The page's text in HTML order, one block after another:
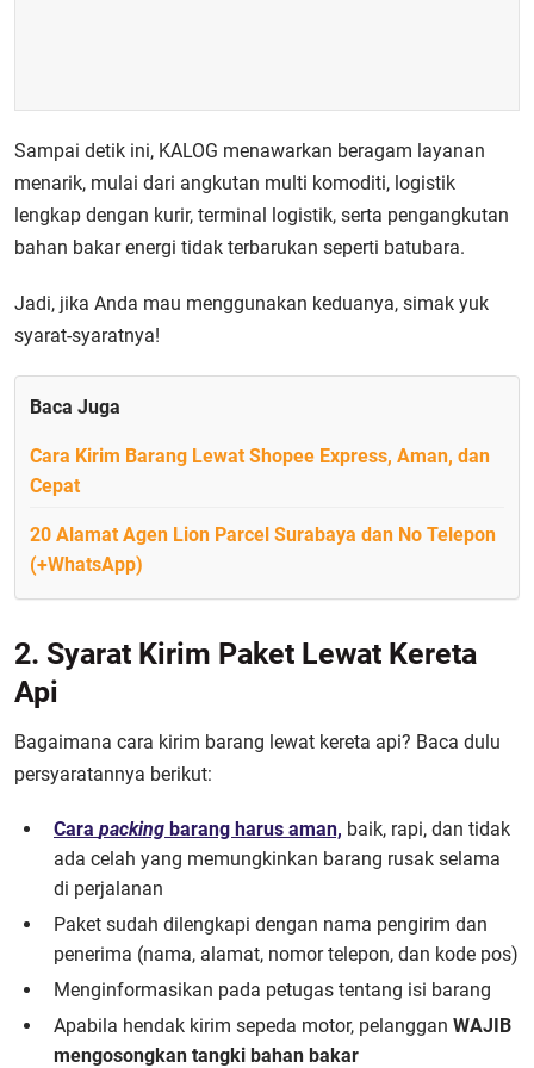
Sampai detik ini, KALOG menawarkan beragam layanan
menarik, mulai dari angkutan multi komoditi, logistik
lengkap dengan kurir, terminal logistik, serta pengangkutan
bahan bakar energi tidak terbarukan seperti batubara.
Jadi, jika Anda mau menggunakan keduanya, simak yuk
syarat-syaratnya!
Baca Juga
Cara Kirim Barang Lewat Shopee Express, Aman, dan
Cepat
20 Alamat Agen Lion Parcel Surabaya dan No Telepon
(+WhatsApp)
2. Syarat Kirim Paket Lewat Kereta
Api
Bagaimana cara kirim barang lewat kereta api? Baca dulu
persyaratannya berikut:
Cara packing barang harus aman, baik, rapi, dan tidak
ada celah yang memungkinkan barang rusak selama
di perjalanan
Paket sudah dilengkapi dengan nama pengirim dan
penerima (nama, alamat, nomor telepon, dan kode pos)
Menginformasikan pada petugas tentang isi barang
Apabila hendak kirim sepeda motor, pelanggan WAJIB
mengosongkan tangki bahan bakar